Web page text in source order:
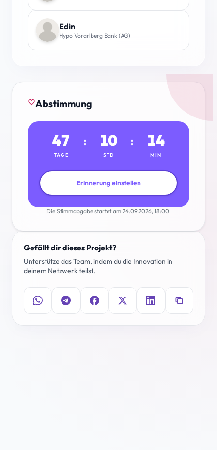
Edin
Hypo Vorarlberg Bank (AG)
favorite_borderAbstimmung
47
TAGE
: 10
STD
: 14
MIN
Erinnerung einstellen
Die Stimmabgabe startet am 24.09.2026, 18:00.
Gefällt dir dieses Projekt?
Unterstütze das Team, indem du die Innovation in
deinem Netzwerk teilst.